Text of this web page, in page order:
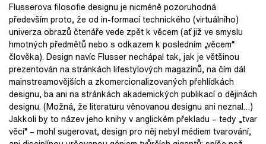
Flusserova filosofie designu je nicméně pozoruhodná
především proto, že od in-formací technického (virtuálního)
univerza obrazů čtenáře vede zpět k věcem (ať již ve smyslu
hmotných předmětů nebo s odkazem k posledním „věcem“
člověka). Design navíc Flusser nechápal tak, jak je většinou
prezentován na stránkách lifestylových magazínů, na čím dál
mainstreamovějších a zkomercionalizovaných přehlídkách
designu, ba ani na stránkách akademických publikací o dějinách
designu. (Možná, že literaturu věnovanou designu ani neznal…)
Jakkoli by to název jeho knihy v anglickém překladu – tedy „tvar
věcí“ – mohl sugerovat, design pro něj nebyl médiem tvarování,